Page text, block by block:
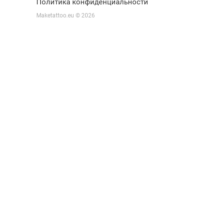
Политика конфиденциальности
Maketattoo.eu © 2026